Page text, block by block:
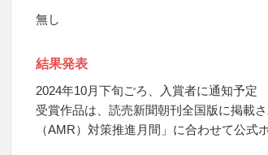
無し
結果発表
2024年10月下旬ごろ、入賞者に通知予定
受賞作品は、読売新聞朝刊全国版に掲載
（AMR）対策推進月間」に合わせて公式